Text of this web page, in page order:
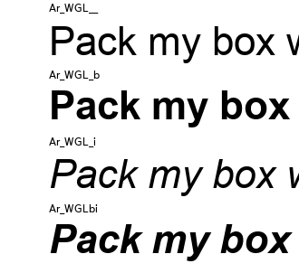
Ar_WGL__
Pack my box
Ar_WGL_b
Pack my
Ar_WGL_i
Pack my box
Ar_WGLbi
Pack my